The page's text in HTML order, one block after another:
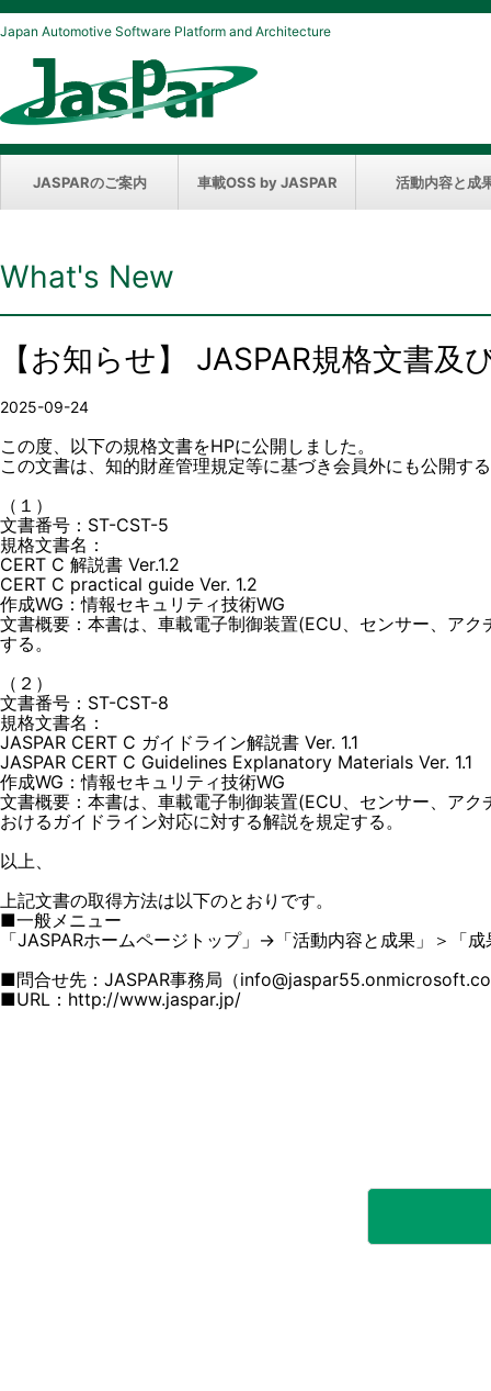
Japan Automotive Software Platform and Architecture
JASPARのご案内 車載OSS by JASPAR 活動内容と成
What's New
【お知らせ】 JASPAR規格文書
2025-09-24
この度、以下の規格文書をHPに公開しました。
この文書は、知的財産管理規定等に基づき会員外にも公開す
（１）
文書番号：ST-CST-5
規格文書名：
CERT C 解説書 Ver.1.2
CERT C practical guide Ver. 1.2
作成WG：情報セキュリティ技術WG
文書概要：本書は、車載電子制御装置(ECU、センサー、ア
する。
（２）
文書番号：ST-CST-8
規格文書名：
JASPAR CERT C ガイドライン解説書 Ver. 1.1
JASPAR CERT C Guidelines Explanatory Materials Ver. 1.1
作成WG：情報セキュリティ技術WG
文書概要：本書は、車載電子制御装置(ECU、センサー、ア
おけるガイドライン対応に対する解説を規定する。
以上、
上記文書の取得方法は以下のとおりです。
■一般メニュー
「JASPARホームページトップ」→「活動内容と成果」＞「
■問合せ先：JASPAR事務局（
■URL：http://www.jaspar.jp/